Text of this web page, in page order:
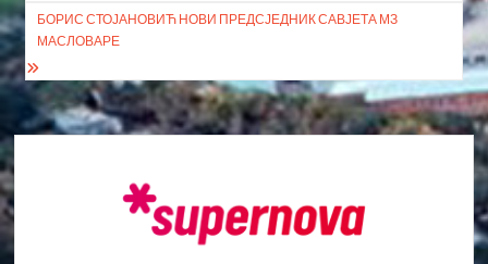
БОРИС СТОЈАНОВИЋ НОВИ ПРЕДСЈЕДНИК САВЈЕТА МЗ
МАСЛОВАРЕ